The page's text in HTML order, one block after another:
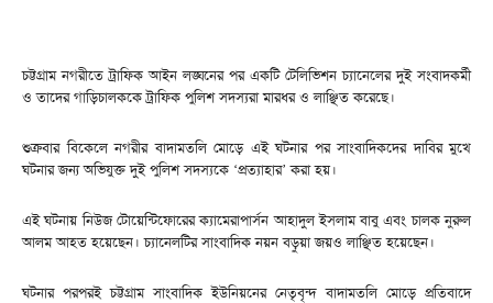
চট্টগ্রাম নগরীতে ট্রাফিক আইন লঙ্ঘনের পর একটি টেলিভিশন চ্যানেলের দুই সংবাদকর্মী
ও তাদের গাড়িচালককে ট্রাফিক পুলিশ সদস্যরা মারধর ও লাঞ্ছিত করেছে।
শুক্রবার বিকেলে নগরীর বাদামতলি মোড়ে এই ঘটনার পর সাংবাদিকদের দাবির মুখে
ঘটনার জন্য অভিযুক্ত দুই পুলিশ সদস্যকে ‘প্রত্যাহার’ করা হয়।
এই ঘটনায় নিউজ টোয়েন্টিফোরের ক্যামেরাপার্সন আহাদুল ইসলাম বাবু এবং চালক নুরুল
আলম আহত হয়েছেন। চ্যানেলটির সাংবাদিক নয়ন বড়ুয়া জয়ও লাঞ্ছিত হয়েছেন।
ঘটনার পরপরই চট্টগ্রাম সাংবাদিক ইউনিয়নের নেতৃবৃন্দ বাদামতলি মোড়ে প্রতিবাদে